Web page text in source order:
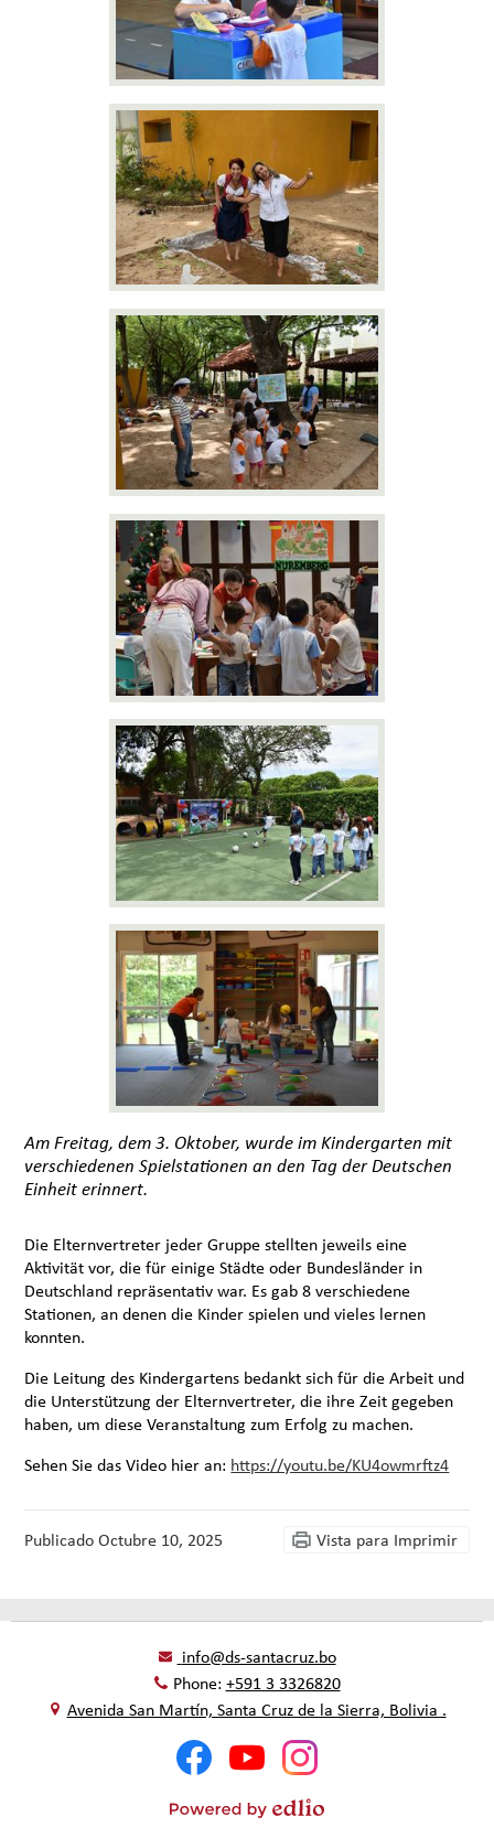
Am Freitag, dem 3. Oktober, wurde im Kindergarten mit
verschiedenen Spielstationen an den Tag der Deutschen
Einheit erinnert.
Die Elternvertreter jeder Gruppe stellten jeweils eine
Aktivität vor, die für einige Städte oder Bundesländer in
Deutschland repräsentativ war. Es gab 8 verschiedene
Stationen, an denen die Kinder spielen und vieles lernen
konnten.
Die Leitung des Kindergartens bedankt sich für die Arbeit und
die Unterstützung der Elternvertreter, die ihre Zeit gegeben
haben, um diese Veranstaltung zum Erfolg zu machen.
Sehen Sie das Video hier an: https://youtu.be/KU4owmrftz4
PublicadoOctubre 10, 2025 Vista para Imprimir
info@ds-santacruz.bo
Phone: +591 3 3326820
Avenida San Martín, Santa Cruz de la Sierra, Bolivia .
Social
Media
Footer
FacebookYouTubeInstagram